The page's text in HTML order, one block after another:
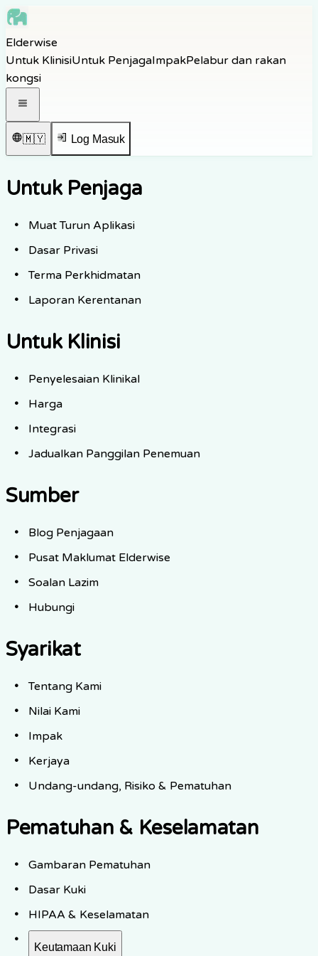
Skip to navigation
Skip to footer
Elderwise
Untuk KlinisiUntuk PenjagaImpakPelabur dan rakan
kongsi
🇲🇾 Log Masuk
Untuk Penjaga
Muat Turun Aplikasi
Dasar Privasi
Terma Perkhidmatan
Laporan Kerentanan
Untuk Klinisi
Penyelesaian Klinikal
Harga
Integrasi
Jadualkan Panggilan Penemuan
Sumber
Blog Penjagaan
Pusat Maklumat Elderwise
Soalan Lazim
Hubungi
Syarikat
Tentang Kami
Nilai Kami
Impak
Kerjaya
Undang-undang, Risiko & Pematuhan
Pematuhan & Keselamatan
Gambaran Pematuhan
Dasar Kuki
HIPAA & Keselamatan
Keutamaan Kuki